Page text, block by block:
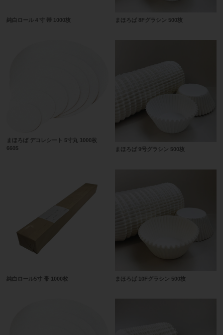
純白ロール４寸 帯 1000枚 まほろば 8Fグラシン 500枚
まほろば デコレシート 5寸丸 1000枚
6605
まほろば 9号グラシン 500枚
純白ロール5寸 帯 1000枚 まほろば 10Fグラシン 500枚